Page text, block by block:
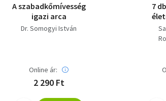
A szabadkőmívesség
igazi arca
Dr. Somogyi István
Online ár:
2 290 Ft
7